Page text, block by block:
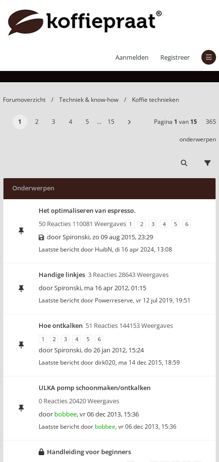
Aanmelden Registreer
Forumoverzicht Techniek & know-how Koffie technieken
1 2 3 4 5 … 15 Pagina 1 van 15 365
onderwerpen
Onderwerpen
Het optimaliseren van espresso.
50 Reacties 110081 Weergaves 1 2 3 4 5 6
doorSpironski,zo 09 aug 2015, 23:29
Laatste bericht door HuibN, di 16 apr 2024, 13:08
Handige linkjes 3 Reacties 28643 Weergaves
doorSpironski, ma 16 apr 2012, 01:15
Laatste bericht door Powerreserve, vr 12 jul 2019, 19:51
Hoe ontkalken 51 Reacties 144153 Weergaves
1 2 3 4 5 6
doorSpironski,do 26 jan 2012, 15:24
Laatste bericht doordirk020, ma 14 dec 2015, 18:59
ULKA pomp schoonmaken/ontkalken
0 Reacties 20420 Weergaves
door bobbee,vr 06 dec 2013, 15:36
Laatste bericht door bobbee, vr 06 dec 2013, 15:36
Handleiding voor beginners